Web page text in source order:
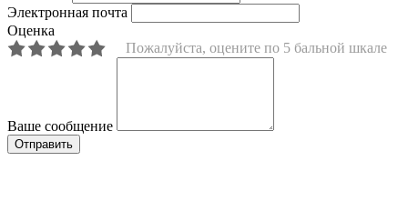
Электронная почта
Оценка
Пожалуйста, оцените по 5 бальной шкале
Ваше сообщение